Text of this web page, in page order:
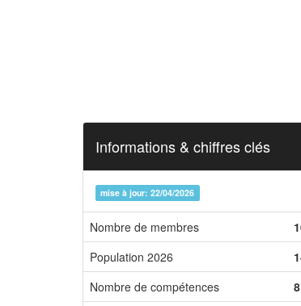
Informations & chiffres clés
mise à jour: 22/04/2026
Nombre de membres
Population 2026
Nombre de compétences
8